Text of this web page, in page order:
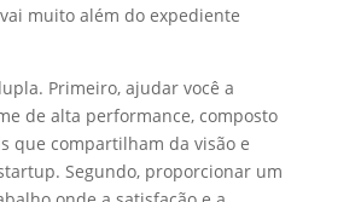
muito além do expediente
Primeiro, ajudar você a
de alta performance, composto
que compartilham da visão e
Segundo, proporcionar um